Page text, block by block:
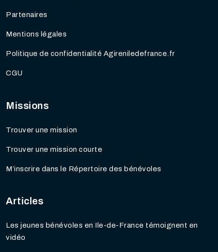
Partenaires
Mentions légales
Politique de confidentialité Agireniledefrance.fr
CGU
Missions
Trouver une mission
Trouver une mission courte
M’inscrire dans le Répertoire des bénévoles
Articles
Les jeunes bénévoles en Ile-de-France témoignent en
vidéo